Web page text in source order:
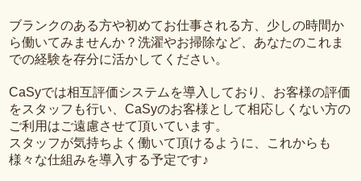
ブランクのある方や初めてお仕事される方、少しの時間か
ら働いてみませんか？洗濯やお掃除など、あなたのこれま
での経験を存分に活かしてください。
CaSyでは相互評価システムを導入しており、お客様の評価
をスタッフも行い、CaSyのお客様として相応しくない方の
ご利用はご遠慮させて頂いています。
スタッフが気持ちよく働いて頂けるように、これからも
様々な仕組みを導入する予定です♪